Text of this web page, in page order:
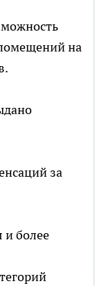
на
за
и более